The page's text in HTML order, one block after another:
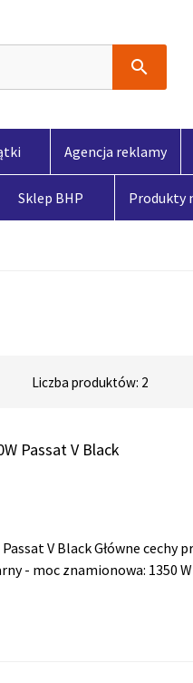

Agencja reklamy
Sklep BHP Produkty
Liczba produktów: 2
Passat V Black
V Black Główne
- moc znamionowa: 1350